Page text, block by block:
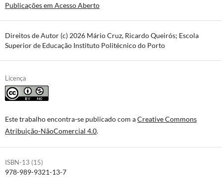
Publicações em Acesso Aberto
Direitos de Autor (c) 2026 Mário Cruz, Ricardo Queirós; Escola
Superior de Educação Instituto Politécnico do Porto
Licença
Este trabalho encontra-se publicado com aCreative Commons
Atribuição-NãoComercial 4.0.
ISBN-13 (15)
978-989-9321-13-7